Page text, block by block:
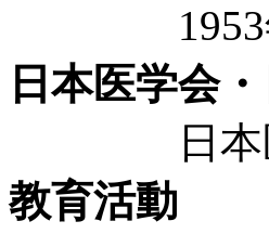
1953
日本医学会
日本医
教育活動